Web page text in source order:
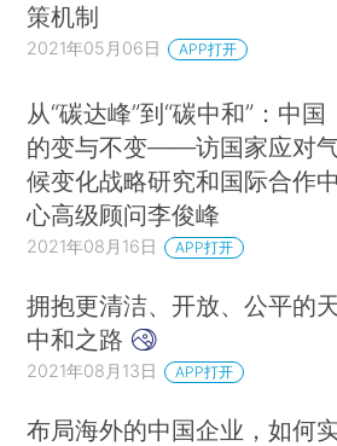
策机制
2021年05月06日 APP打开
从“碳达峰”到“碳中和”：中国
的变与不变——访国家应对
候变化战略研究和国际合作中
心高级顾问李俊峰
2021年08月16日 APP打开
拥抱更清洁、开放、公平的
中和之路
2021年08月13日 APP打开
布局海外的中国企业，如何